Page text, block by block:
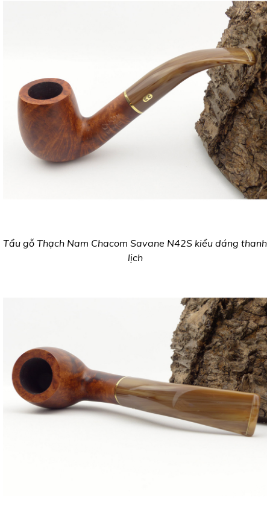
Tẩu gỗ Thạch Nam Chacom Savane N42S kiểu dáng thanh
lịch